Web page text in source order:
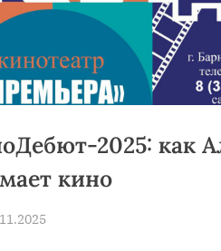
2025: как
кино